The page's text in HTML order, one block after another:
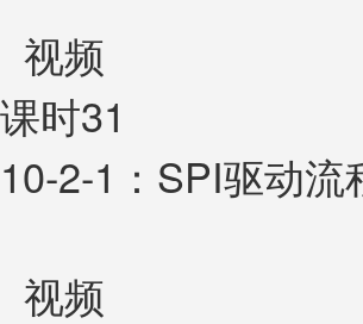
视频
课时31
10-2-1：SPI驱动流
视频